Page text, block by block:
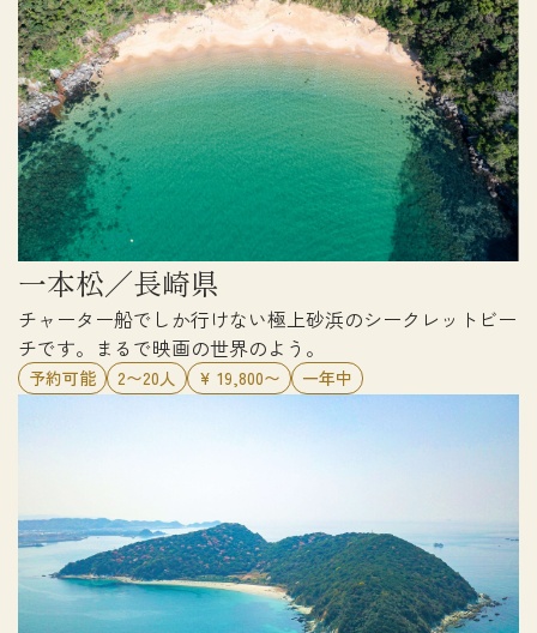
一本松／長崎県
チャーター船でしか行けない極上砂浜のシークレットビー
チです。まるで映画の世界のよう。
予約可能 2〜20人 ¥ 19,800〜 一年中